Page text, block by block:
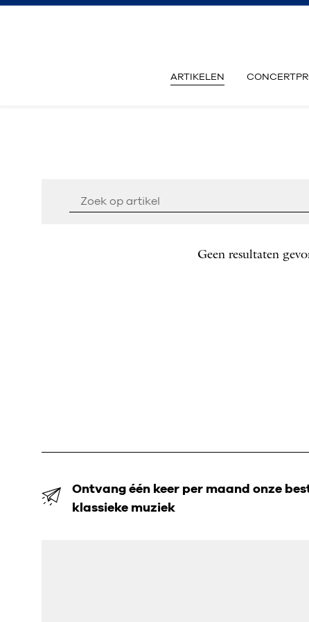
ARTIKELEN
Geen resultaten
Ontvang één keer per maand onze
klassieke muziek